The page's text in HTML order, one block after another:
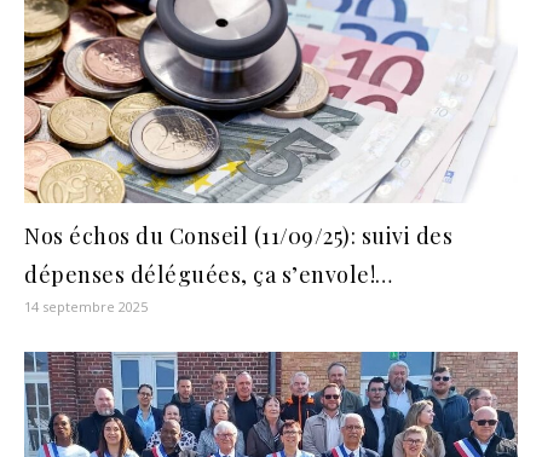
Nos échos du Conseil (11/09/25): suivi des
dépenses déléguées, ça s’envole!…
14 septembre 2025